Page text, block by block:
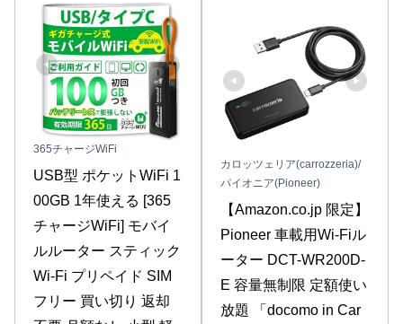
365チャージWiFi
USB型 ポケットWiFi 1
00GB 1年使える [365
チャージWiFi] モバイ
ルルーター スティック
Wi-Fi プリペイド SIM
フリー 買い切り 返却
カロッツェリア(carrozzeria)/
パイオニア(Pioneer)
【Amazon.co.jp 限定】
Pioneer 車載用Wi-Fiル
ーター DCT-WR200D-
E 容量無制限 定額使い
放題 「docomo in Car